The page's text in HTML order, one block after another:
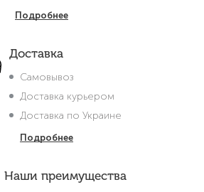
Подробнее
Доставка
Самовывоз
Доставка курьером
Доставка по Украине
Подробнее
Наши преимущества